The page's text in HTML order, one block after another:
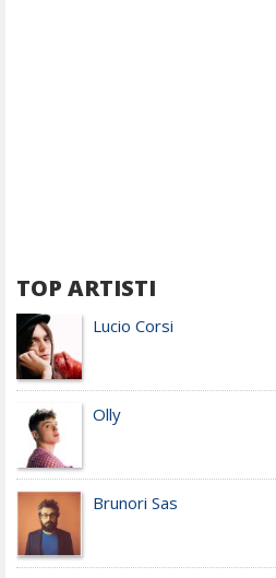
TOP ARTISTI
Lucio Corsi
Olly
Brunori Sas